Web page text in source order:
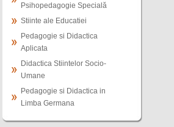
Psihopedagogie Specială
Stiinte ale Educatiei
Pedagogie si Didactica
Aplicata
Didactica Stiintelor Socio-
Umane
Pedagogie si Didactica in
Limba Germana